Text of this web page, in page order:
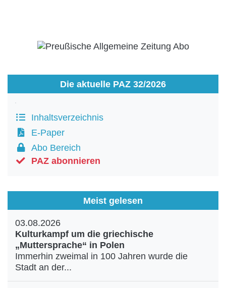
Die aktuelle PAZ 32/2026
Inhaltsverzeichnis
E-Paper
Abo Bereich
PAZ abonnieren
Meist gelesen
03.08.2026
Kulturkampf um die griechische
„Muttersprache“ in Polen
Immerhin zweimal in 100 Jahren wurde die
Stadt an der...